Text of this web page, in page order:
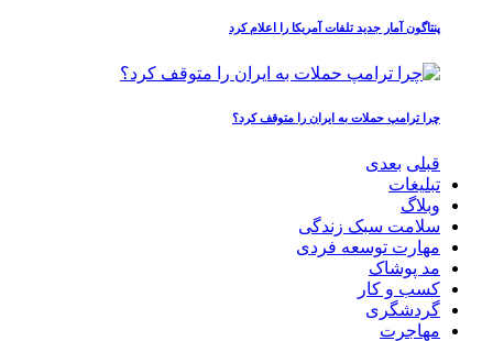
پنتاگون آمار جدید تلفات آمریکا را اعلام کرد
چرا ترامپ حملات به ایران را متوقف کرد؟
قبلی بعدی
تبلیغات
وبلاگ
سلامت سبک زندگی
مهارت توسعه فردی
مد پوشاک
کسب و کار
گردشگری
مهاجرت